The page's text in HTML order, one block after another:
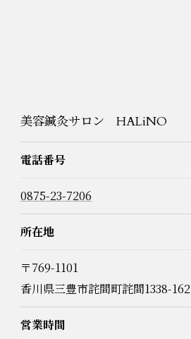
美容鍼灸サロン HALiNO
電話番号
0875-23-7206
所在地
〒769-1101
香川県三豊市詫間町詫間1338-162
営業時間